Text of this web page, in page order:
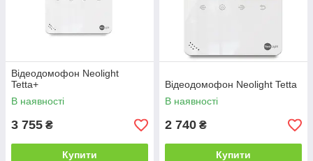
Відеодомофон Neolight
Tetta+
В наявності
3 755 ₴
Купити
Відеодомофон Neolight Tetta
В наявності
2 740 ₴
Купити